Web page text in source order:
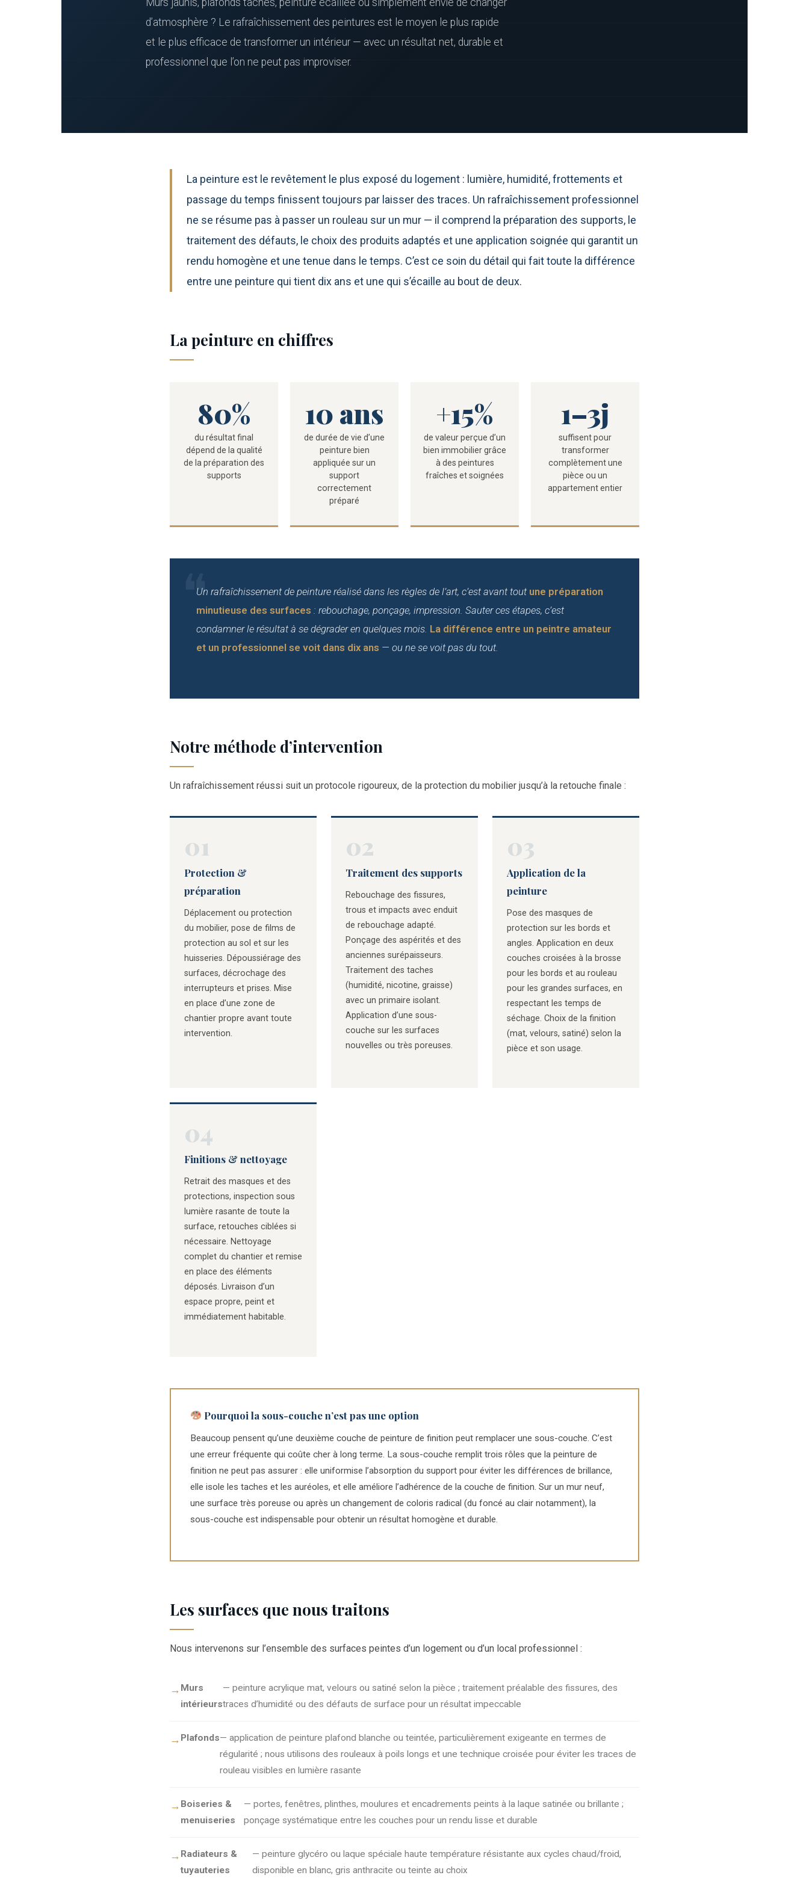
Murs jaunis, plafonds tachés, peinture écaillée ou simplement envie de changer
d’atmosphère ? Le rafraîchissement des peintures est le moyen le plus rapide
et le plus efficace de transformer un intérieur — avec un résultat net, durable et
professionnel que l’on ne peut pas improviser.
La peinture est le revêtement le plus exposé du logement : lumière, humidité, frottements et
passage du temps finissent toujours par laisser des traces. Un rafraîchissement professionnel
ne se résume pas à passer un rouleau sur un mur — il comprend la préparation des supports, le
traitement des défauts, le choix des produits adaptés et une application soignée qui garantit un
rendu homogène et une tenue dans le temps. C’est ce soin du détail qui fait toute la différence
entre une peinture qui tient dix ans et une qui s’écaille au bout de deux.
La peinture en chiffres
80%
du résultat final
dépend de la qualité
de la préparation des
supports
10 ans
de durée de vie d’une
peinture bien
appliquée sur un
support
correctement
préparé
+15%
de valeur perçue d’un
bien immobilier grâce
à des peintures
fraîches et soignées
1–3j
suffisent pour
transformer
complètement une
pièce ou un
appartement entier
Un rafraîchissement de peinture réalisé dans les règles de l’art, c’est avant tout une préparation
minutieuse des surfaces : rebouchage, ponçage, impression. Sauter ces étapes, c’est
condamner le résultat à se dégrader en quelques mois. La différence entre un peintre amateur
et un professionnel se voit dans dix ans — ou ne se voit pas du tout.
Notre méthode d’intervention
Un rafraîchissement réussi suit un protocole rigoureux, de la protection du mobilier jusqu’à la retouche finale :
01
Protection &
préparation
Déplacement ou protection
du mobilier, pose de films de
protection au sol et sur les
huisseries. Dépoussiérage des
surfaces, décrochage des
interrupteurs et prises. Mise
en place d’une zone de
chantier propre avant toute
intervention.
02
Traitement des supports
Rebouchage des fissures,
trous et impacts avec enduit
de rebouchage adapté.
Ponçage des aspérités et des
anciennes surépaisseurs.
Traitement des taches
(humidité, nicotine, graisse)
avec un primaire isolant.
Application d’une sous-
couche sur les surfaces
nouvelles ou très poreuses.
03
Application de la
peinture
Pose des masques de
protection sur les bords et
angles. Application en deux
couches croisées à la brosse
pour les bords et au rouleau
pour les grandes surfaces, en
respectant les temps de
séchage. Choix de la finition
(mat, velours, satiné) selon la
pièce et son usage.
04
Finitions & nettoyage
Retrait des masques et des
protections, inspection sous
lumière rasante de toute la
surface, retouches ciblées si
nécessaire. Nettoyage
complet du chantier et remise
en place des éléments
déposés. Livraison d’un
espace propre, peint et
immédiatement habitable.
Pourquoi la sous-couche n’est pas une option
Beaucoup pensent qu’une deuxième couche de peinture de finition peut remplacer une sous-couche. C’est
une erreur fréquente qui coûte cher à long terme. La sous-couche remplit trois rôles que la peinture de
finition ne peut pas assurer : elle uniformise l’absorption du support pour éviter les différences de brillance,
elle isole les taches et les auréoles, et elle améliore l’adhérence de la couche de finition. Sur un mur neuf,
une surface très poreuse ou après un changement de coloris radical (du foncé au clair notamment), la
sous-couche est indispensable pour obtenir un résultat homogène et durable.
Les surfaces que nous traitons
Nous intervenons sur l’ensemble des surfaces peintes d’un logement ou d’un local professionnel :
Murs
intérieurs
— peinture acrylique mat, velours ou satiné selon la pièce ; traitement préalable des fissures, des
traces d’humidité ou des défauts de surface pour un résultat impeccable
Plafonds— application de peinture plafond blanche ou teintée, particulièrement exigeante en termes de
régularité ; nous utilisons des rouleaux à poils longs et une technique croisée pour éviter les traces de
rouleau visibles en lumière rasante
Boiseries &
menuiseries
— portes, fenêtres, plinthes, moulures et encadrements peints à la laque satinée ou brillante ;
ponçage systématique entre les couches pour un rendu lisse et durable
Radiateurs &
tuyauteries
— peinture glycéro ou laque spéciale haute température résistante aux cycles chaud/froid,
disponible en blanc, gris anthracite ou teinte au choix